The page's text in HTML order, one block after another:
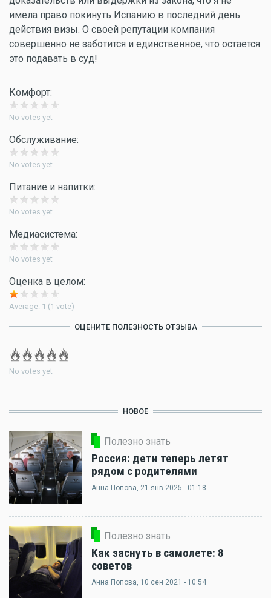
имела право покинуть Испанию в последний день
действия визы. О своей репутации компания
совершенно не заботится и единственное, что остается
это подавать в суд!
Комфорт:
No votes yet
Обслуживание:
No votes yet
Питание и напитки:
No votes yet
Медиасистема:
No votes yet
Оценка в целом:
Average: 1 (1 vote)
ОЦЕНИТЕ ПОЛЕЗНОСТЬ ОТЗЫВА
No votes yet
НОВОЕ
Полезно знать
Россия: дети теперь летят
рядом с родителями
Анна Попова, 21 янв 2025 - 01:18
Полезно знать
Как заснуть в самолете: 8
советов
Анна Попова, 10 сен 2021 - 10:54